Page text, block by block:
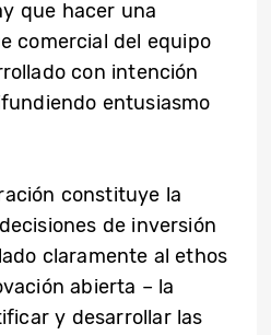
que hacer una
comercial del equipo
con intención
entusiasmo
constituye la
de inversión
claramente al ethos
abierta – la
y desarrollar las